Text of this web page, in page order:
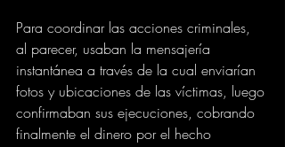
Para coordinar las acciones criminales,
al parecer, usaban la mensajería
instantánea a través de la cual enviarían
fotos y ubicaciones de las víctimas, luego
confirmaban sus ejecuciones, cobrando
finalmente el dinero por el hecho